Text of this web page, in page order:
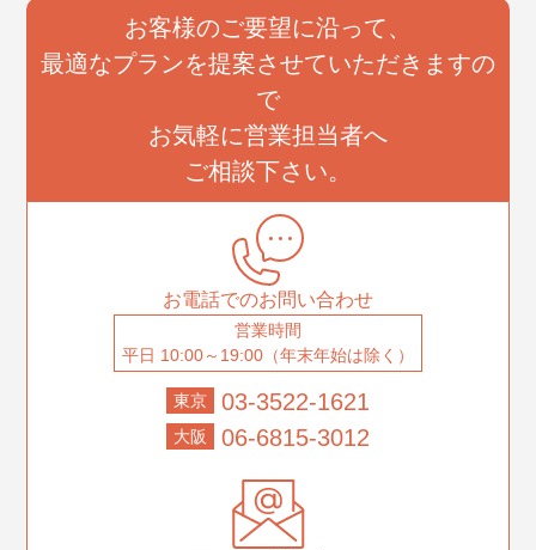
お客様のご要望に沿って、
最適なプランを提案させていただきますの
で
お気軽に営業担当者へ
ご相談下さい。
お電話でのお問い合わせ
営業時間
平日 10:00～19:00（年末年始は除く）
東京 03-3522-1621
大阪 06-6815-3012